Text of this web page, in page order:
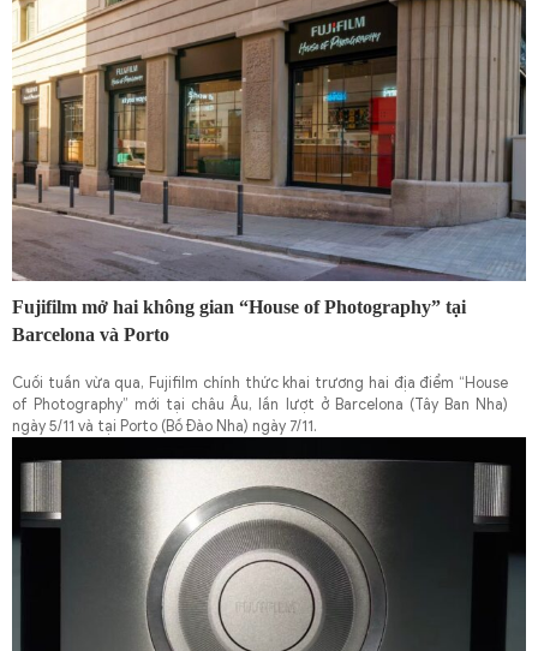
Fujifilm mở hai không gian “House of Photography” tại
Barcelona và Porto
Cuối tuần vừa qua, Fujifilm chính thức khai trương hai địa điểm “House
of Photography” mới tại châu Âu, lần lượt ở Barcelona (Tây Ban Nha)
ngày 5/11 và tại Porto (Bồ Đào Nha) ngày 7/11.